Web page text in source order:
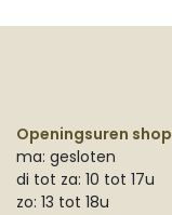
Openingsuren shop
ma: gesloten
di tot za: 10 tot 17u
zo: 13 tot 18u